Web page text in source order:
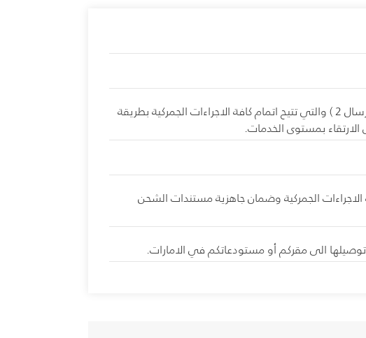
توفير الوقت والجهد على العملاء وذلك بالعمل على أفضل النظم المبتكرة للتخليص الجمركي في دبي ( مرسال 2 ) والتي تتيح اتمام كافة الاجراءات الجمركية بطريقة
الارتقاء بمستوى الخدمات.
على مدار 24 ساعة يوميا لضمان انهاء كافة الاجراءات الجمركية وضمان جاهزية مستندات الشحن
الى مقركم أو مستودعاتكم في الامارات.